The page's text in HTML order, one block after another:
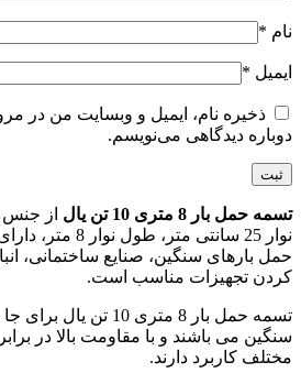
نام *
ایمیل *
ذخیره نام، ایمیل و وبسایت من در
دوباره دیدگاهی می‌نویسم.
تسمه حمل بار 8 متری 10 تن یال
از
حمل بارهای سنگین، صنایع ساختمانی،
کردن تجهیزات مناسب است.
تسمه حمل بار 8 متری 10
سنگین می باشند و با مقاومت بالا در
مختلف کاربرد دارند.